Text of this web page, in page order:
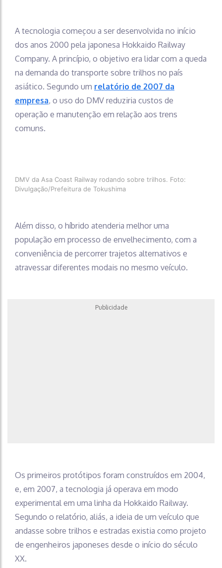
A tecnologia começou a ser desenvolvida no início
dos anos 2000 pela japonesa Hokkaido Railway
Company. A princípio, o objetivo era lidar com a queda
na demanda do transporte sobre trilhos no país
asiático. Segundo um relatório de 2007 da
empresa, o uso do DMV reduziria custos de
operação e manutenção em relação aos trens
comuns.
DMV da Asa Coast Railway rodando sobre trilhos. Foto:
Divulgação/Prefeitura de Tokushima
Além disso, o híbrido atenderia melhor uma
população em processo de envelhecimento, com a
conveniência de percorrer trajetos alternativos e
atravessar diferentes modais no mesmo veículo.
Publicidade
Os primeiros protótipos foram construídos em 2004,
e, em 2007, a tecnologia já operava em modo
experimental em uma linha da Hokkaido Railway.
Segundo o relatório, aliás, a ideia de um veículo que
andasse sobre trilhos e estradas existia como projeto
de engenheiros japoneses desde o início do século
XX.